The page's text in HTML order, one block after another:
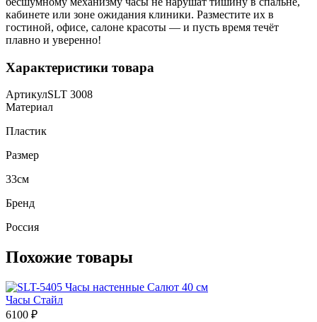
кабинете или зоне ожидания клиники. Разместите их в
гостиной, офисе, салоне красоты — и пусть время течёт
плавно и уверенно!
Характеристики товара
АртикулSLT 3008
Материал
Пластик
Размер
33см
Бренд
Россия
Похожие товары
Часы Стайл
6100 ₽